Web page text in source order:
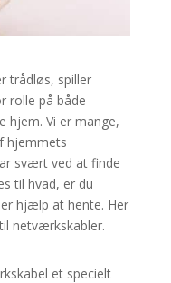
trådløs, spiller
rolle på både
hjem. Vi er mange,
hjemmets
svært ved at finde
til hvad, er du
hjælp at hente. Her
netværkskabler.
et specielt